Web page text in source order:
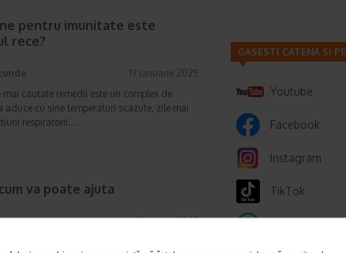
pentru imunitate este
rece?
17 ianuarie 2025
cautate remedii este un complex de
cu sine temperaturi scazute, zile mai
respiratorii.…
va poate ajuta
10 martie 2022
GASESTI CATENA SI PE
Youtube
Facebook
Instagram
TikTok